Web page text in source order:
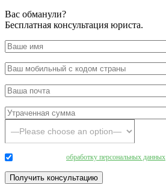
Вас обманули?
Бесплатная консультация юриста.
обработку персональных данных